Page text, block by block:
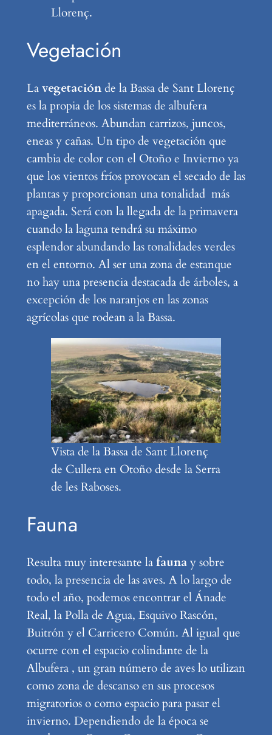
Llorenç.
Vegetación
Lavegetaciónde la Bassa de Sant Llorenç
es la propia de los sistemas de albufera
mediterráneos. Abundan carrizos, juncos,
eneas y cañas. Un tipo de vegetación que
cambia de color con el Otoño e Invierno ya
que los vientos fríos provocan el secado de las
plantas y proporcionan una tonalidad más
apagada. Será con la llegada de la primavera
cuando la laguna tendrá su máximo
esplendor abundando las tonalidades verdes
en el entorno. Al ser una zona de estanque
no hay una presencia destacada de árboles, a
excepción de los naranjos en las zonas
agrícolas que rodean a la Bassa.
Vista de la Bassa de Sant Llorenç
de Cullera en Otoño desde la Serra
de les Raboses.
Fauna
Resulta muy interesante lafaunay sobre
todo, la presencia de las aves. A lo largo de
todo el año, podemos encontrar el Ánade
Real, la Polla de Agua, Esquivo Rascón,
Buitrón y el Carricero Común. Al igual que
ocurre con el espacio colindante de la
Albufera , un gran número de aves lo utilizan
como zona de descanso en sus procesos
migratorios o como espacio para pasar el
invierno. Dependiendo de la época se